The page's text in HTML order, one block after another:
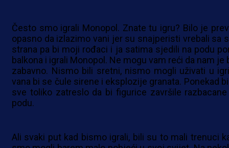
Često smo igrali Monopol. Znate tu igru? Bilo je
opasno da izlazimo vani jer su snajperisti vrebali sa
strana pa bi moji rođaci i ja satima sjedili na podu
balkona i igrali Monopol. Ne mogu vam reći da nam je
zabavno. Nismo bili sretni, nismo mogli uživati u
vana bi se čule sirene i eksplozije granata. Ponekad
sve toliko zatreslo da bi figurice završile
podu.
Ali svaki put kad bismo igrali, bili su to mali trenuci